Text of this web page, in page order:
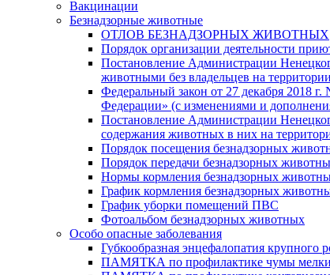
Вакцинации
Безнадзорные животные
ОТЛОВ БЕЗНАДЗОРНЫХ ЖИВОТНЫХ
Порядок организации деятельности
Постановление Администрации
животными без владельцев на
Федеральный закон от 27 декабря 2018
Федерации» (с изменениями и
Постановление Администрации
содержания животных в них на
Порядок посещения безнадзорных
Порядок передачи безнадзорных
Нормы кормления безнадзорных
График кормления безнадзорных
График уборки помещений ПВС
Фотоальбом безнадзорных животных
Особо опасные заболевания
Губкообразная энцефалопатия крупного
ПАМЯТКА по профилактике чумы